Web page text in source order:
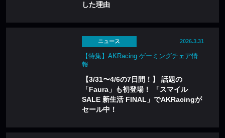
した理由
ニュース 2026.3.31
【特集】AKRacing ゲーミングチェア情
報
【3/31〜4/6の7日間！】 話題の
「Faura」も初登場！ 「スマイル
SALE 新生活 FINAL」でAKRacingが
セール中！